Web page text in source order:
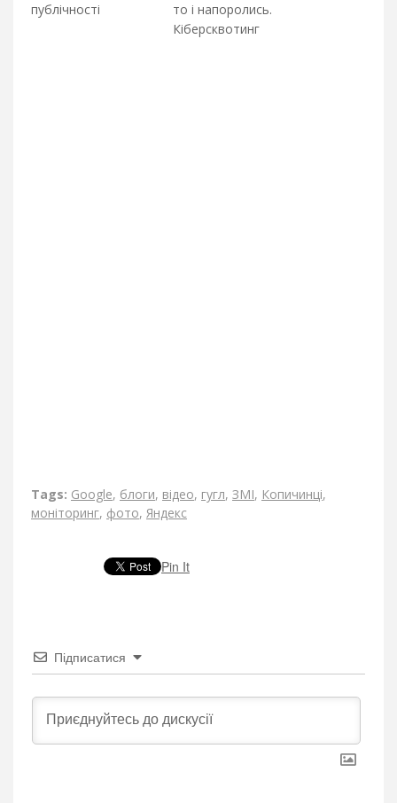
публічності
то і напоролись.
Кіберсквотинг
Tags: Google, блоги, відео, гугл, ЗМІ, Копичинці,
моніторинг, фото, Яндекс
Pin It
Підписатися